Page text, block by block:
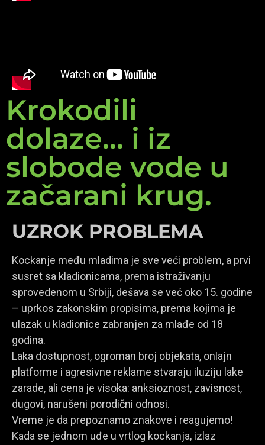
Krokodili
dolaze... i iz
slobode vode u
začarani krug.
UZROK PROBLEMA
Kockanje među mladima je sve veći problem, a prvi
susret sa kladionicama, prema istraživanju
sprovedenom u Srbiji, dešava se već oko 15. godine
– uprkos zakonskim propisima, prema kojima je
ulazak u kladionice zabranjen za mlađe od 18
godina.
Laka dostupnost, ogroman broj objekata, onlajn
platforme i agresivne reklame stvaraju iluziju lake
zarade, ali cena je visoka: anksioznost, zavisnost,
dugovi, narušeni porodični odnosi.
Vreme je da prepoznamo znakove i reagujemo!
Kada se jednom uđe u vrtlog kockanja, izlaz